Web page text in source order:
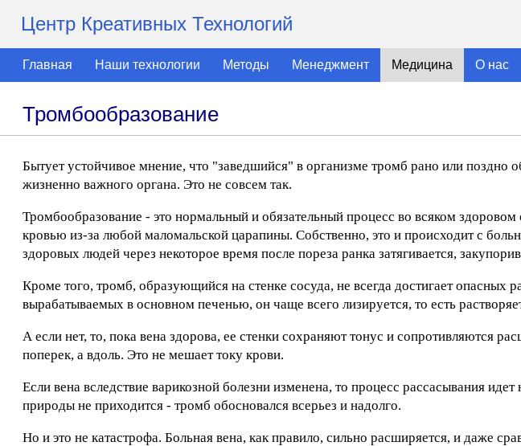
Центр Креативных Технологий
Главная Наши технологии Методы Менеджмент Медицина О нас
Тромбообразование
Бытует устойчивое мнение, что "заведшийся" в организме тромб рано или поздно
жизненно важного органа. Это не совсем так.
Тромбообразование - это нормальный и обязательный процесс во всяком
кровью из-за любой маломальской царапины. Собственно, это и происходит с
здоровых людей через некоторое время после пореза ранка затягивается,
Кроме того, тромб, образующийся на стенке сосуда, не всегда достигает опасных
вырабатываемых в основном печенью, он чаще всего лизируется, то есть
А если нет, то, пока вена здорова, ее стенки сохраняют тонус и сопротивляются
поперек, а вдоль. Это не мешает току крови.
Если вена вследствие варикозной болезни изменена, то процесс рассасывания
природы не приходится - тромб обосновался всерьез и надолго.
Но и это не катастрофа. Больная вена, как правило, сильно расширяется, и даже